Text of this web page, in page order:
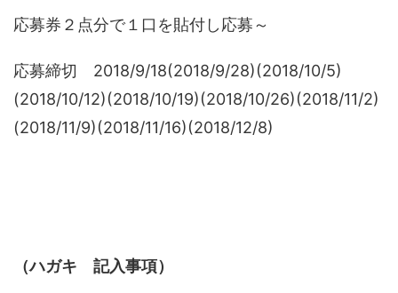
応募券２点分で１口を貼付し応募～
応募締切 2018/9/18(2018/9/28)(2018/10/5)
(2018/10/12)(2018/10/19)(2018/10/26)(2018/11/2)
(2018/11/9)(2018/11/16)(2018/12/8)
（ハガキ 記入事項）